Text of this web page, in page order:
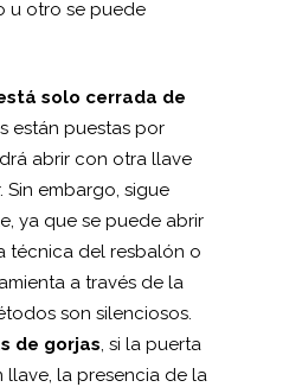
u otro se puede
solo cerrada de
están puestas por
abrir con otra llave
Sin embargo, sigue
ya que se puede abrir
técnica del resbalón o
a través de la
son silenciosos.
de gorjas, si la puerta
llave, la presencia de la